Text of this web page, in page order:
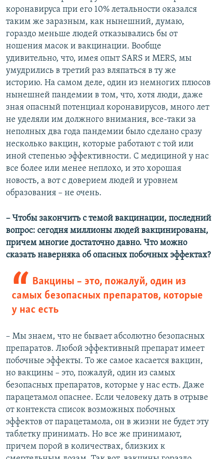
коронавируса при его 10% летальности оказался
таким же заразным, как нынешний, думаю,
гораздо меньше людей отказывались бы от
ношения масок и вакцинации. Вообще
удивительно, что, имея опыт SARS и MERS, мы
умудрились в третий раз вляпаться в ту же
историю. На самом деле, один из немногих плюсов
нынешней пандемии в том, что, хотя люди, даже
зная опасный потенциал коронавирусов, много лет
не уделяли им должного внимания, все-таки за
неполных два года пандемии было сделано сразу
несколько вакцин, которые работают с той или
иной степенью эффективности. С медициной у нас
все более или менее неплохо, и это хорошая
новость, а вот с доверием людей и уровнем
образования – не очень.
– Чтобы закончить с темой вакцинации, последний
вопрос: сегодня миллионы людей вакцинированы,
причем многие достаточно давно. Что можно
сказать наверняка об опасных побочных эффектах?
Вакцины – это, пожалуй, один из
самых безопасных препаратов, которые
у нас есть
– Мы знаем, что не бывает абсолютно безопасных
препаратов. Любой эффективный препарат имеет
побочные эффекты. То же самое касается вакцин,
но вакцины – это, пожалуй, один из самых
безопасных препаратов, которые у нас есть. Даже
парацетамол опаснее. Если человеку дать в отрыве
от контекста список возможных побочных
эффектов от парацетамола, он в жизни не будет эту
таблетку принимать. Но все же принимают,
причем порой в количествах, близких к